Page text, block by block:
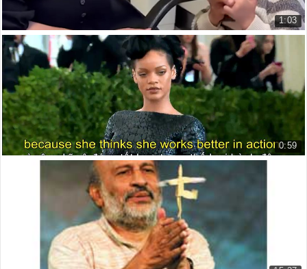
1:03
Đây Là Âm Thanh Thật Sự Của Tình Yêu
This Is What Real Love Sounds Li...
1.110 lượt xem
0:59
Rihanna và vai diễn trong phim của Tyler Perry
Rihanna and Tyler Perry Movie Ro...